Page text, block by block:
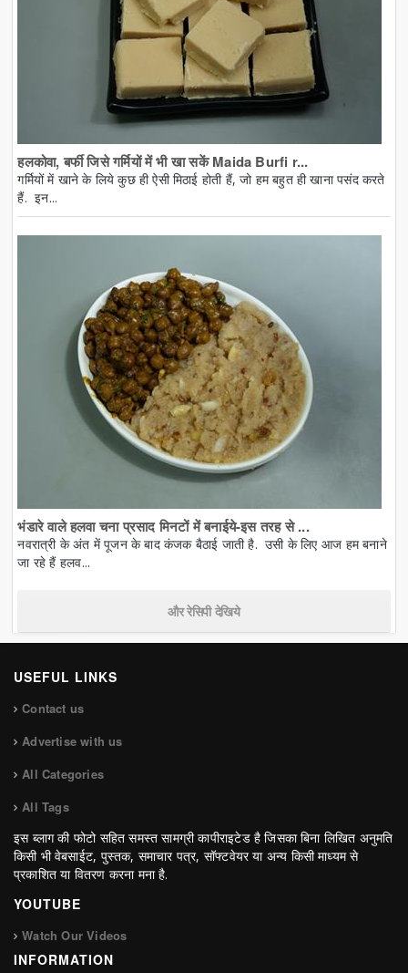
हलकोवा, बर्फी जिसे गर्मियों में भी खा सकें Maida Burfi r...
गर्मियों में खाने के लिये कुछ ही ऐसी मिठाई होती हैं, जो हम बहुत ही खाना पसंद करते
हैं. इन...
भंडारे वाले हलवा चना प्रसाद मिनटों में बनाईये-इस तरह से ...
नवरात्री के अंत में पूजन के बाद कंजक बैठाई जाती है. उसी के लिए आज हम बनाने
जा रहे हैं हलव...
और रेसिपी देखिये
USEFUL LINKS
Contact us
Advertise with us
All Categories
All Tags
इस ब्लाग की फोटो सहित समस्त सामग्री कापीराइटेड है जिसका बिना लिखित अनुमति
किसी भी वेबसाईट, पुस्तक, समाचार पत्र, सॉफ्टवेयर या अन्य किसी माध्यम से
प्रकाशित या वितरण करना मना है.
YOUTUBE
Watch Our Videos
INFORMATION